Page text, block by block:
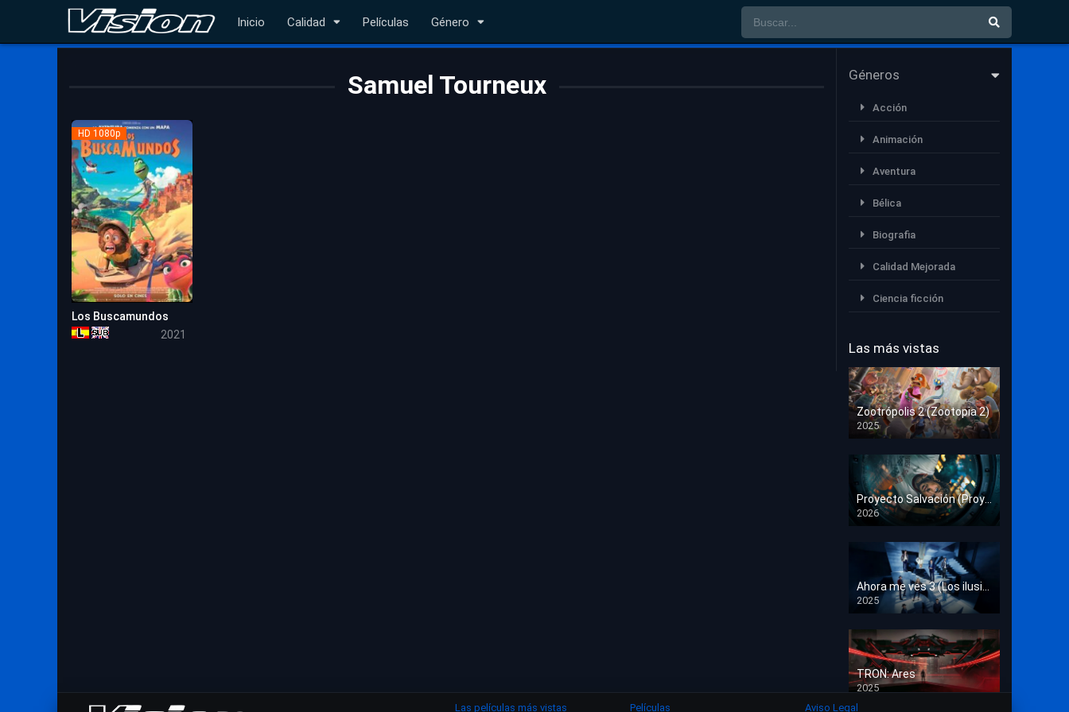
Inicio Calidad Películas Género
Samuel Tourneux
HD 1080p
Los Buscamundos
2021
Géneros
Acción
Animación
Aventura
Bélica
Biografia
Calidad Mejorada
Ciencia ficción
Deporte
Documental
Drama
Estrénos en Cine
Familia
Familiar
Fantasía
Guerra
Historia
Misterio
Las más vistas
Zootrópolis 2 (Zootopia 2)
2025
HD 1080p
2026
HD 1080p
2025
HD 1080p
TRON: Ares
2025
HD 1080p
Las películas más vistas Películas Aviso Legal